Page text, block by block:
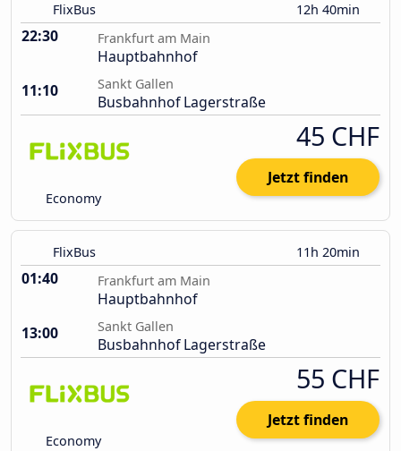
FlixBus 12h 40min
22:30 Frankfurt am Main
Hauptbahnhof
11:10
Sankt Gallen
Busbahnhof Lagerstraße
Economy
45 CHF
Jetzt finden
FlixBus 11h 20min
01:40 Frankfurt am Main
Hauptbahnhof
13:00
Sankt Gallen
Busbahnhof Lagerstraße
Economy
55 CHF
Jetzt finden